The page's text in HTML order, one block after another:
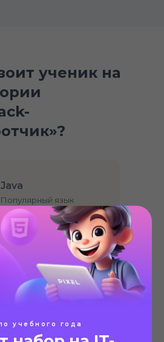
ученик на
Java
Популярный язык
программирования
Создание сайтов
Основы веб-разработки
через HTML, CSS,
учебного года